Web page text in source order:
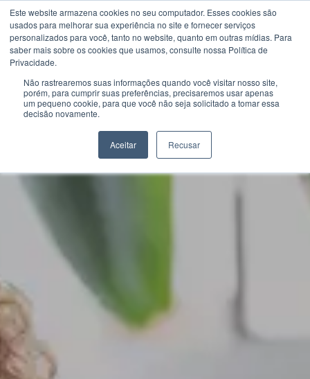
Este website armazena cookies no seu computador. Esses cookies são
usados ​​para melhorar sua experiência no site e fornecer serviços
personalizados para você, tanto no website, quanto em outras mídias. Para
saber mais sobre os cookies que usamos, consulte nossa Política de
Privacidade.
Não rastrearemos suas informações quando você visitar nosso site,
porém, para cumprir suas preferências, precisaremos usar apenas
um pequeno cookie, para que você não seja solicitado a tomar essa
decisão novamente.
Aceitar Recusar